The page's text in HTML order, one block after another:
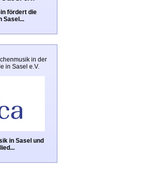
fördert die
Sasel...
in der
in Sasel e.V.
in Sasel und